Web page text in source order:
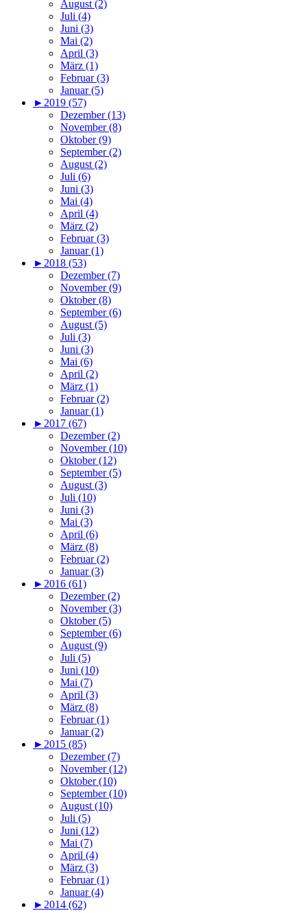
August (2)
Juli (4)
Juni (3)
Mai (2)
April (3)
März (1)
Februar (3)
Januar (5)
► 2019 (57)
Dezember (13)
November (8)
Oktober (9)
September (2)
August (2)
Juli (6)
Juni (3)
Mai (4)
April (4)
März (2)
Februar (3)
Januar (1)
► 2018 (53)
Dezember (7)
November (9)
Oktober (8)
September (6)
August (5)
Juli (3)
Juni (3)
Mai (6)
April (2)
März (1)
Februar (2)
Januar (1)
► 2017 (67)
Dezember (2)
November (10)
Oktober (12)
September (5)
August (3)
Juli (10)
Juni (3)
Mai (3)
April (6)
März (8)
Februar (2)
Januar (3)
► 2016 (61)
Dezember (2)
November (3)
Oktober (5)
September (6)
August (9)
Juli (5)
Juni (10)
Mai (7)
April (3)
März (8)
Februar (1)
Januar (2)
► 2015 (85)
Dezember (7)
November (12)
Oktober (10)
September (10)
August (10)
Juli (5)
Juni (12)
Mai (7)
April (4)
März (3)
Februar (1)
Januar (4)
► 2014 (62)